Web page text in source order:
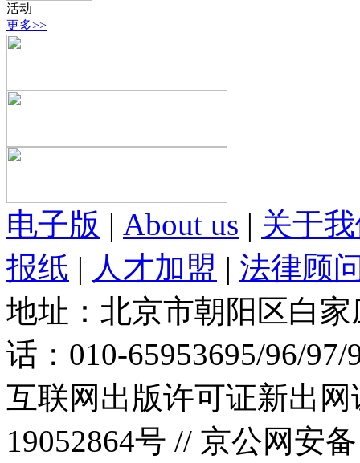
活动
更多>>
电子版 | About us | 关于
报纸 | 人才加盟 | 法律顾
地址：北京市朝阳区白
话：010-65953695/96/
互联网出版许可证新出
19052864号 // 京公网安